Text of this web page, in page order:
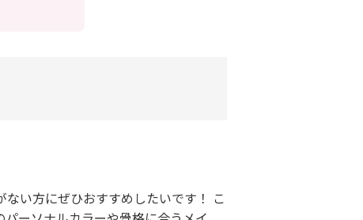
い方にぜひおすすめしたいです！ こ